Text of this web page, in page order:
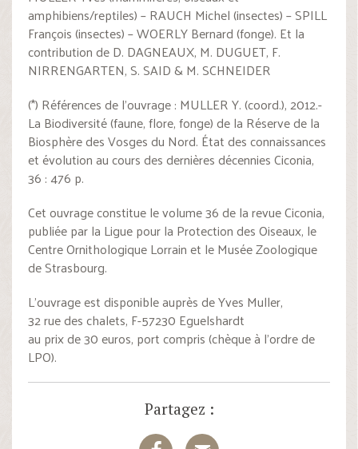
amphibiens/reptiles) – RAUCH Michel (insectes) – SPILL
François (insectes) – WOERLY Bernard (fonge). Et la
contribution de D. DAGNEAUX, M. DUGUET, F.
NIRRENGARTEN, S. SAID & M. SCHNEIDER
(*) Références de l’ouvrage : MULLER Y. (coord.), 2012.-
La Biodiversité (faune, flore, fonge) de la Réserve de la
Biosphère des Vosges du Nord. État des connaissances
et évolution au cours des dernières décennies Ciconia,
36 : 476 p.
Cet ouvrage constitue le volume 36 de la revue Ciconia,
publiée par la Ligue pour la Protection des Oiseaux, le
Centre Ornithologique Lorrain et le Musée Zoologique
de Strasbourg.
L’ouvrage est disponible auprès de Yves Muller,
32 rue des chalets, F-57230 Eguelshardt
au prix de 30 euros, port compris (chèque à l’ordre de
LPO).
Partagez :